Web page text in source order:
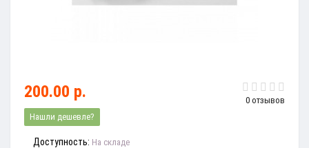
0 отзывов
200.00 р.
Нашли дешевле?
Доступность: На складе